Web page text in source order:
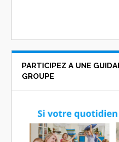
PARTICIPEZ A UNE
GROUPE